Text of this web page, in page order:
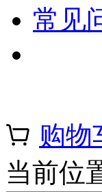
常见
购物
当前位